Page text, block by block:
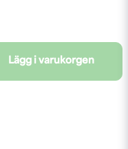
Lägg i varukorgen